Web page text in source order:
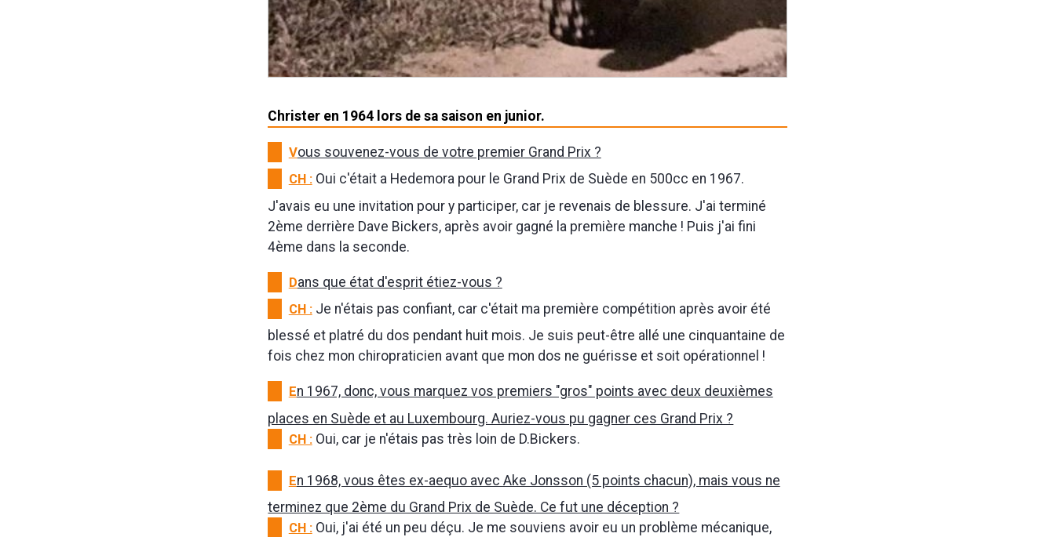
Christer en 1964 lors de sa saison en junior.
Vous souvenez-vous de votre premier Grand Prix ?
CH :Oui c'était a Hedemora pour le Grand Prix de Suède en 500cc en 1967.
J'avais eu une invitation pour y participer, car je revenais de blessure. J'ai terminé
2ème derrière Dave Bickers, après avoir gagné la première manche ! Puis j'ai fini
4ème dans la seconde.
Dans que état d'esprit étiez-vous ?
CH :Je n'étais pas confiant, car c'était ma première compétition après avoir été
blessé et platré du dos pendant huit mois. Je suis peut-être allé une cinquantaine de
fois chez mon chiropraticien avant que mon dos ne guérisse et soit opérationnel !
En 1967, donc, vous marquez vos premiers "gros" points avec deux deuxièmes
places en Suède et au Luxembourg. Auriez-vous pu gagner ces Grand Prix ?
CH :Oui, car je n'étais pas très loin de D.Bickers.
En 1968, vous êtes ex-aequo avec Ake Jonsson (5 points chacun), mais vous ne
terminez que 2ème du Grand Prix de Suède. Ce fut une déception ?
CH :Oui, j'ai été un peu déçu. Je me souviens avoir eu un problème mécanique,